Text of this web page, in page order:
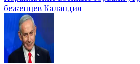
беженцев Каландия